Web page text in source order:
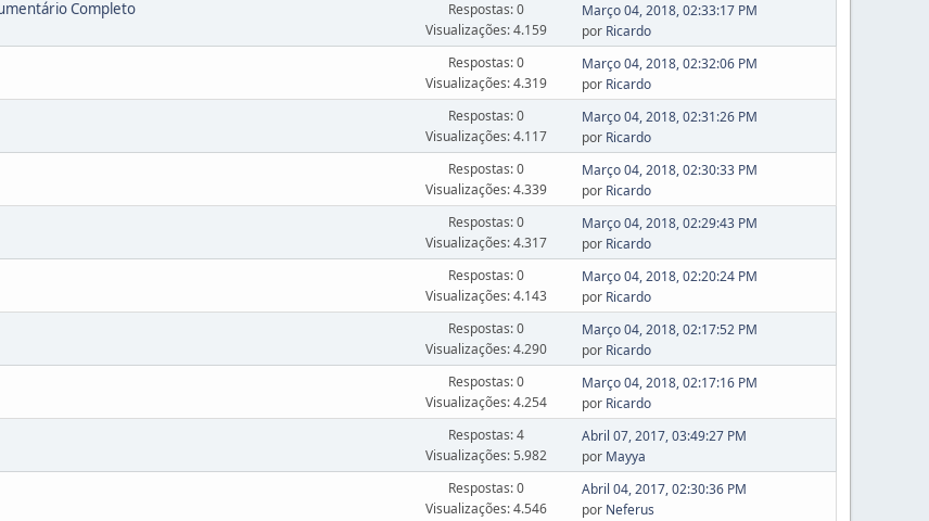
Completo
Respostas: 0
Visualizações: 4.159
Março 04, 2018, 02:33:17 PM
por Ricardo
Respostas: 0
Visualizações: 4.319
Março 04, 2018, 02:32:06 PM
por Ricardo
Respostas: 0
Visualizações: 4.117
Março 04, 2018, 02:31:26 PM
por Ricardo
Respostas: 0
Visualizações: 4.339
Março 04, 2018, 02:30:33 PM
por Ricardo
Respostas: 0
Visualizações: 4.317
Março 04, 2018, 02:29:43 PM
por Ricardo
Respostas: 0
Visualizações: 4.143
Março 04, 2018, 02:20:24 PM
por Ricardo
Respostas: 0
Visualizações: 4.290
Março 04, 2018, 02:17:52 PM
por Ricardo
Respostas: 0
Visualizações: 4.254
Março 04, 2018, 02:17:16 PM
por Ricardo
Respostas: 4
Visualizações: 5.982
Abril 07, 2017, 03:49:27 PM
por Mayya
Respostas: 0
Visualizações: 4.546
Abril 04, 2017, 02:30:36 PM
por Neferus